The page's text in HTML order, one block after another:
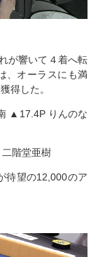
が響いて４着へ転
、オーラスにも満
得した。
▲17.4P りんのな
階堂亜樹
待望の12,000のア